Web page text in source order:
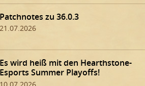
Patchnotes zu 36.0.3
21.07.2026
Es wird heiß mit den Hearthstone-
Esports Summer Playoffs!